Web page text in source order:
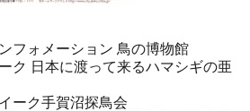
フォメーション 鳥の博物館
ク 日本に渡って来るハマシギの亜
ーク手賀沼探鳥会